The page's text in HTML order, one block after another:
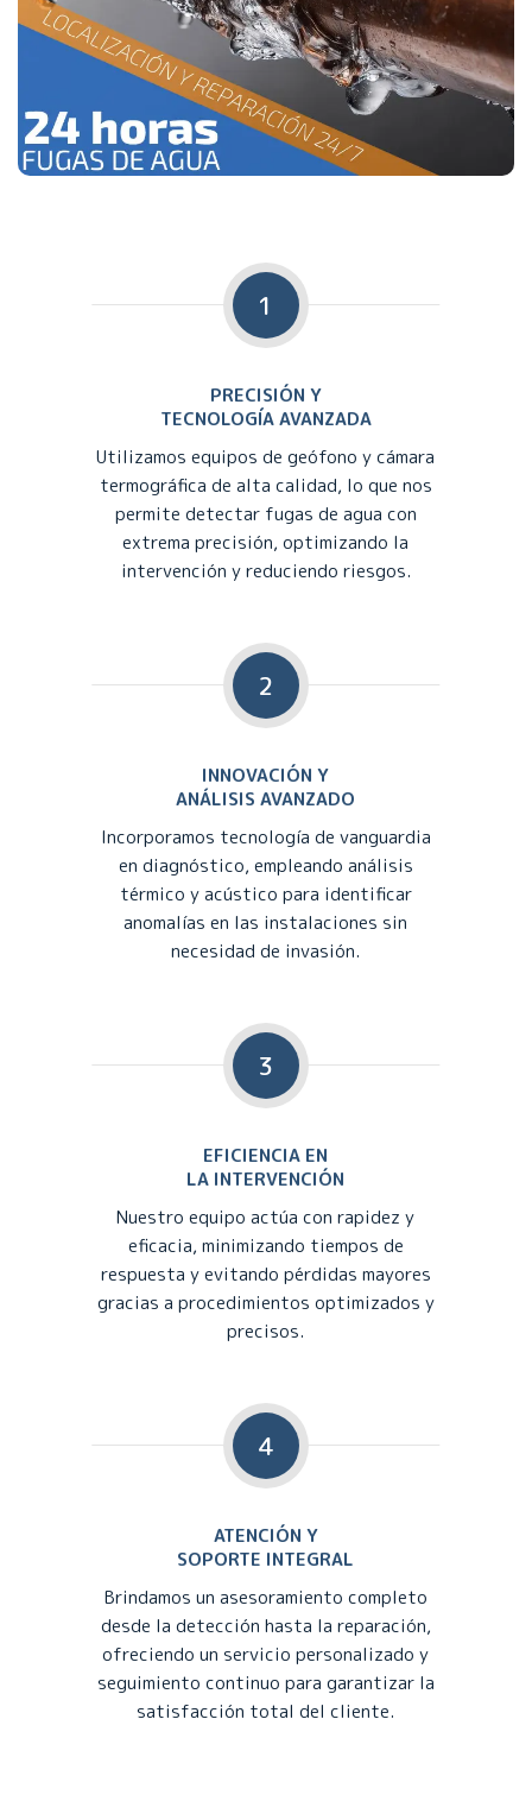
1
PRECISIÓN Y
TECNOLOGÍA AVANZADA
Utilizamos equipos de geófono y cámara
termográfica de alta calidad, lo que nos
permite detectar fugas de agua con
extrema precisión, optimizando la
intervención y reduciendo riesgos.
2
INNOVACIÓN Y
ANÁLISIS AVANZADO
Incorporamos tecnología de vanguardia
en diagnóstico, empleando análisis
térmico y acústico para identificar
anomalías en las instalaciones sin
necesidad de invasión.
3
EFICIENCIA EN
LA INTERVENCIÓN
Nuestro equipo actúa con rapidez y
eficacia, minimizando tiempos de
respuesta y evitando pérdidas mayores
gracias a procedimientos optimizados y
precisos.
4
ATENCIÓN Y
SOPORTE INTEGRAL
Brindamos un asesoramiento completo
desde la detección hasta la reparación,
ofreciendo un servicio personalizado y
seguimiento continuo para garantizar la
satisfacción total del cliente.